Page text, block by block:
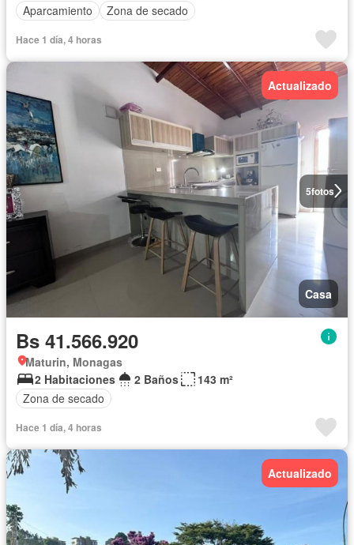
Aparcamiento
Zona de secado
Hace 1 día, 4 horas
5fotos
Actualizado
Casa
Bs 41.566.920
Maturin, Monagas
2 Habitaciones
2 Baños
143 m²
Zona de secado
Hace 1 día, 4 horas
Actualizado